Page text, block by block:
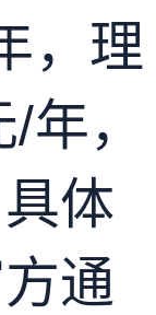
，理
，
体
通